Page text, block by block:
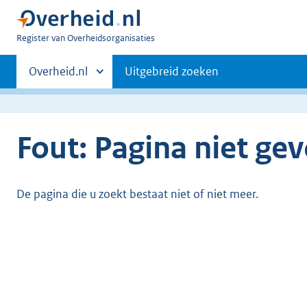
U
Register van Overheidsorganisaties
Primaire
navigatie
Andere
sites
Overheid.nl Uitgebreid zoeken
Fout: Pagina niet
De pagina die u zoekt bestaat niet of niet meer.